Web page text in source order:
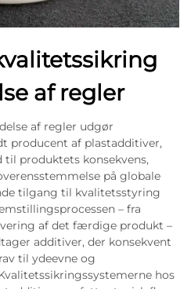
af regler
af regler udgør
producent af plastadditiver,
produktets konsekvens,
på globale
tilgang til kvalitetsstyring
– fra
af det færdige produkt –
additiver, der konsekvent
til ydeevne og
hos